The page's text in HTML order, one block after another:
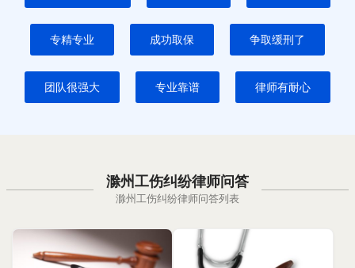
专精专业 成功取保 争取缓刑了
团队很强大 专业靠谱 律师有耐心
滁州工伤纠纷律师问答
滁州工伤纠纷律师问答列表